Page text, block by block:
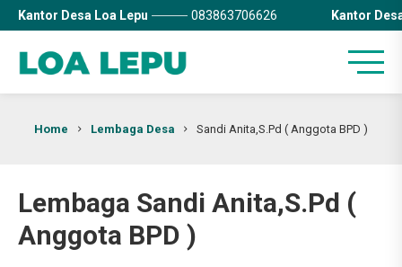
Kantor Desa Loa Lepu 083863706626 Kantor
Home Lembaga Desa Sandi Anita,S.Pd ( Anggota BPD )
Lembaga Sandi Anita,S.Pd (
Anggota BPD )